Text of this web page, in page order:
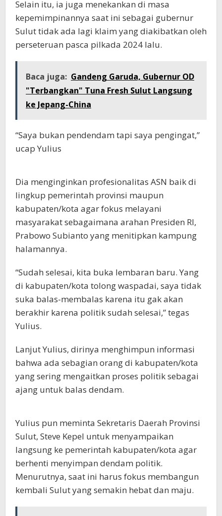
Selain itu, ia juga menekankan di masa
kepemimpinannya saat ini sebagai gubernur
Sulut tidak ada lagi klaim yang diakibatkan oleh
perseteruan pasca pilkada 2024 lalu.
Baca juga: Gandeng Garuda, Gubernur OD
"Terbangkan" Tuna Fresh Sulut Langsung
ke Jepang-China
“Saya bukan pendendam tapi saya pengingat,”
ucap Yulius
Dia menginginkan profesionalitas ASN baik di
lingkup pemerintah provinsi maupun
kabupaten/kota agar fokus melayani
masyarakat sebagaimana arahan Presiden RI,
Prabowo Subianto yang menitipkan kampung
halamannya.
“Sudah selesai, kita buka lembaran baru. Yang
di kabupaten/kota tolong waspadai, saya tidak
suka balas-membalas karena itu gak akan
berakhir karena politik sudah selesai,” tegas
Yulius.
Lanjut Yulius, dirinya menghimpun informasi
bahwa ada sebagian orang di kabupaten/kota
yang sering mengaitkan proses politik sebagai
ajang untuk balas dendam.
Yulius pun meminta Sekretaris Daerah Provinsi
Sulut, Steve Kepel untuk menyampaikan
langsung ke pemerintah kabupaten/kota agar
berhenti menyimpan dendam politik.
Menurutnya, saat ini harus fokus membangun
kembali Sulut yang semakin hebat dan maju.